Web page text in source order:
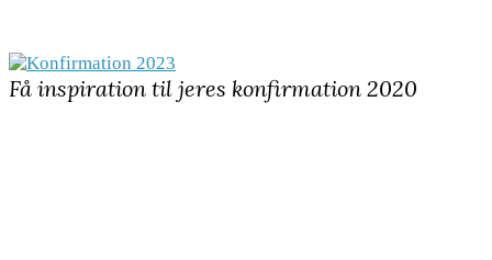
Få inspiration til jeres konfirmation 2020